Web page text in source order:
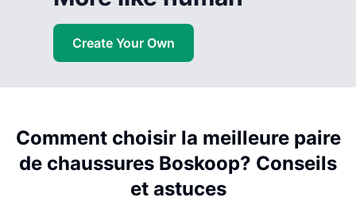
Create Your Own
Comment choisir la meilleure paire
de chaussures Boskoop? Conseils
et astuces